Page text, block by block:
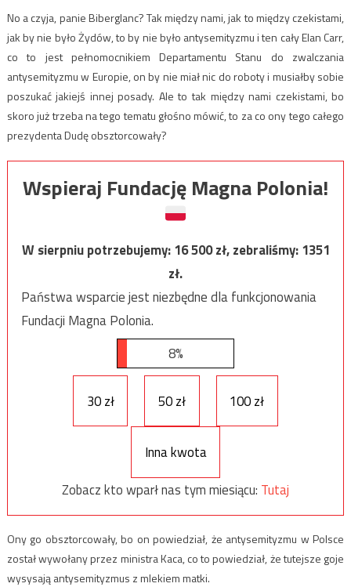
No a czyja, panie Biberglanc? Tak między nami, jak to między czekistami,
jak by nie było Żydów, to by nie było antysemityzmu i ten cały Elan Carr,
co to jest pełnomocnikiem Departamentu Stanu do zwalczania
antysemityzmu w Europie, on by nie miał nic do roboty i musiałby sobie
poszukać jakiejś innej posady. Ale to tak między nami czekistami, bo
skoro już trzeba na tego tematu głośno mówić, to za co ony tego całego
prezydenta Dudę obsztorcowały?
Wspieraj Fundację Magna Polonia!
W sierpniu potrzebujemy:16 500zł, zebraliśmy:1351
zł.
Państwa wsparcie jest niezbędne dla funkcjonowania
Fundacji Magna Polonia.
8%
30 zł 50 zł 100 zł
Inna kwota
Zobacz kto wparł nas tym miesiącu: Tutaj
Ony go obsztorcowały, bo on powiedział, że antysemityzmu w Polsce
został wywołany przez ministra Kaca, co to powiedział, że tutejsze goje
wysysają antysemityzmus z mlekiem matki.